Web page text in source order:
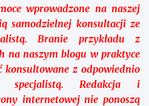
wprowadzone na naszej
samodzielnej konsultacji ze
Branie przykładu z
na naszym blogu w praktyce
konsultowane z odpowiednio
specjalistą. Redakcja i
internetowej nie ponoszą